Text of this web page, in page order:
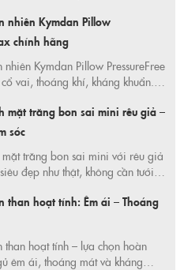
ngay hôm nay!
nhiên Kymdan Pillow
chính hãng
Kymdan Pillow PressureFree
vai, thoáng khí, kháng khuẩn.
chính hãng!
mặt trăng bon sai mini rêu giả –
sóc
mặt trăng bon sai mini với rêu giả
đẹp như thật, không cần tưới
việc, phòng khách, quán cà phê.
giao nhanh, miễn phí vận
than hoạt tính: Êm ái – Thoáng
than hoạt tính – lựa chọn hoàn
êm ái, thoáng mát và kháng